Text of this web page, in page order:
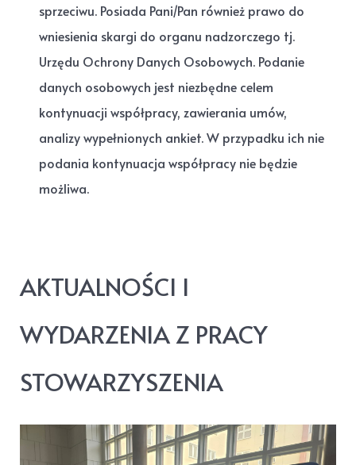
sprzeciwu. Posiada Pani/Pan również prawo do
wniesienia skargi do organu nadzorczego tj.
Urzędu Ochrony Danych Osobowych. Podanie
danych osobowych jest niezbędne celem
kontynuacji współpracy, zawierania umów,
analizy wypełnionych ankiet. W przypadku ich nie
podania kontynuacja współpracy nie będzie
możliwa.
AKTUALNOŚCI I
WYDARZENIA Z PRACY
STOWARZYSZENIA